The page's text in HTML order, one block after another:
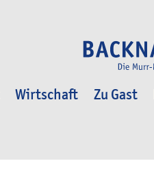
Wirtschaft Zu Gast